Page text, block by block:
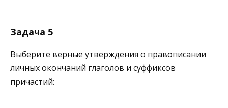
Задача 5
Выберите верные утверждения о правописании
личных окончаний глаголов и суффиксов
причастий: